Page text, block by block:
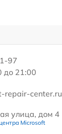
97
до 21:00
repair-center.ru
улица, дом 4
Microsoft